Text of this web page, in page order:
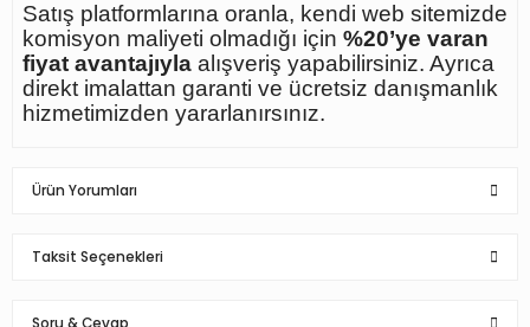
Satış platformlarına oranla, kendi web sitemizde
komisyon maliyeti olmadığı için %20’ye varan
fiyat avantajıyla alışveriş yapabilirsiniz. Ayrıca
direkt imalattan garanti ve ücretsiz danışmanlık
hizmetimizden yararlanırsınız.
Ürün Yorumları
Taksit Seçenekleri
Soru & Cevap